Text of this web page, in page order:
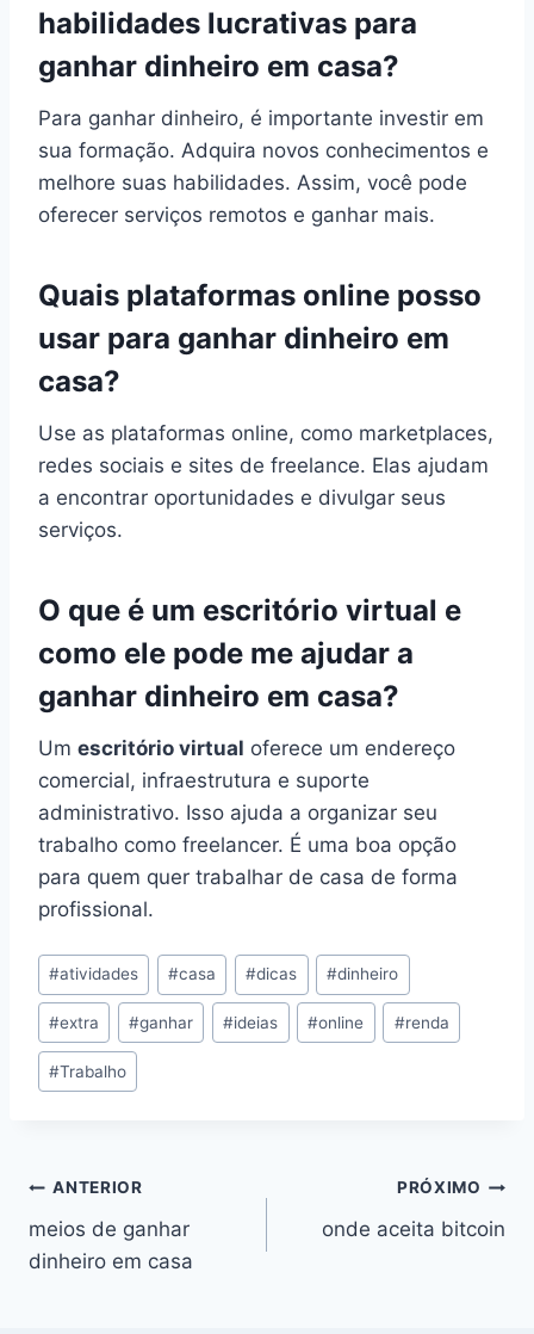
habilidades lucrativas para
ganhar dinheiro em casa?
Para ganhar dinheiro, é importante investir em
sua formação. Adquira novos conhecimentos e
melhore suas habilidades. Assim, você pode
oferecer serviços remotos e ganhar mais.
Quais plataformas online posso
usar para ganhar dinheiro em
casa?
Use as plataformas online, como marketplaces,
redes sociais e sites de freelance. Elas ajudam
a encontrar oportunidades e divulgar seus
serviços.
O que é um escritório virtual e
como ele pode me ajudar a
ganhar dinheiro em casa?
Um escritório virtual oferece um endereço
comercial, infraestrutura e suporte
administrativo. Isso ajuda a organizar seu
trabalho como freelancer. É uma boa opção
para quem quer trabalhar de casa de forma
profissional.
Tags
do
Post:
#atividades #casa #dicas #dinheiro
#extra #ganhar #ideias #online #renda
#Trabalho
Navegação
de
ANTERIOR
meios de ganhar
dinheiro em casa
PRÓXIMO
onde aceita bitcoin